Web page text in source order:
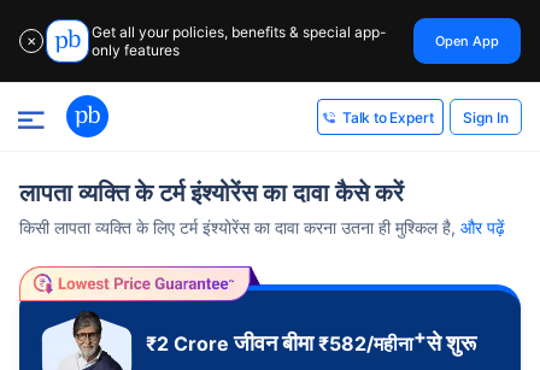
✕
Get all your policies, benefits & special app-
only features
Open App
Talk to Expert Sign In
लापता व्यक्ति के टर्म इंश्योरेंस का दावा कैसे करें
किसी लापता व्यक्ति के लिए टर्म इंश्योरेंस का दावा करना उतना ही मुश्किल है, और पढ़ें
₹2 Croreजीवन बीमा₹582/महीना+से शुरू